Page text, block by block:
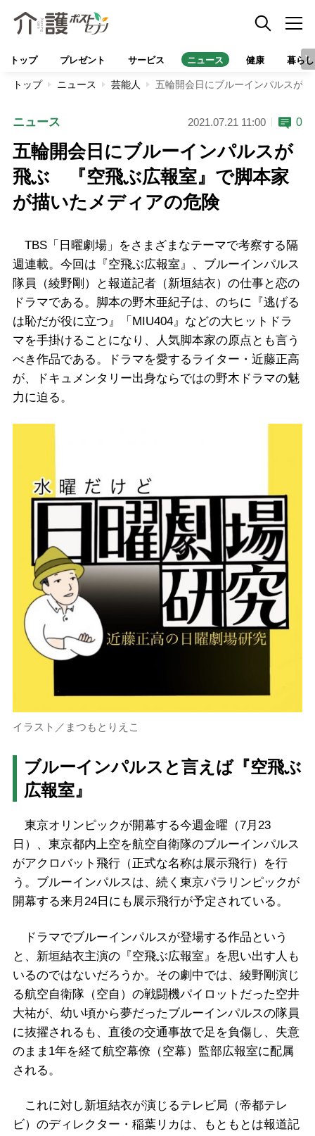
トップ プレゼント サービス ニュース 健康 暮らし
トップ ニュース 芸能人 五輪開会日にブルーインパルスが
ニュース 2021.07.21 11:00 0
五輪開会日にブルーインパルスが
飛ぶ 『空飛ぶ広報室』で脚本家
が描いたメディアの危険
TBS「日曜劇場」をさまざまなテーマで考察する隔
週連載。今回は『空飛ぶ広報室』、ブルーインパルス
隊員（綾野剛）と報道記者（新垣結衣）の仕事と恋の
ドラマである。脚本の野木亜紀子は、のちに『逃げる
は恥だが役に立つ』「MIU404』などの大ヒットドラ
マを手掛けることになり、人気脚本家の原点とも言う
べき作品である。ドラマを愛するライター・近藤正高
が、ドキュメンタリー出身ならではの野木ドラマの魅
力に迫る。
イラスト／まつもとりえこ
ブルーインパルスと言えば『空飛ぶ
広報室』
東京オリンピックが開幕する今週金曜（7月23
日）、東京都内上空を航空自衛隊のブルーインパルス
がアクロバット飛行（正式な名称は展示飛行）を行
う。ブルーインパルスは、続く東京パラリンピックが
開幕する来月24日にも展示飛行が予定されている。
ドラマでブルーインパルスが登場する作品という
と、新垣結衣主演の『空飛ぶ広報室』を思い出す人も
いるのではないだろうか。その劇中では、綾野剛演じ
る航空自衛隊（空自）の戦闘機パイロットだった空井
大祐が、幼い頃から夢だったブルーインパルスの隊員
に抜擢されるも、直後の交通事故で足を負傷し、失意
のまま1年を経て航空幕僚（空幕）監部広報室に配属
される。
これに対し新垣結衣が演じるテレビ局（帝都テレ
ビ）のディレクター・稲葉リカは、もともとは報道記